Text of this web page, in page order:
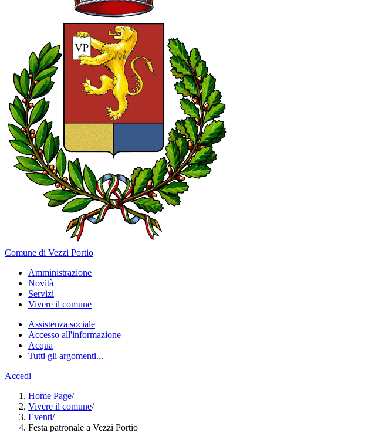
Comune di Vezzi Portio
Amministrazione
Novità
Servizi
Vivere il comune
Assistenza sociale
Accesso all'informazione
Acqua
Tutti gli argomenti...
Accedi
Home Page/
Vivere il comune/
Eventi/
Festa patronale a Vezzi Portio